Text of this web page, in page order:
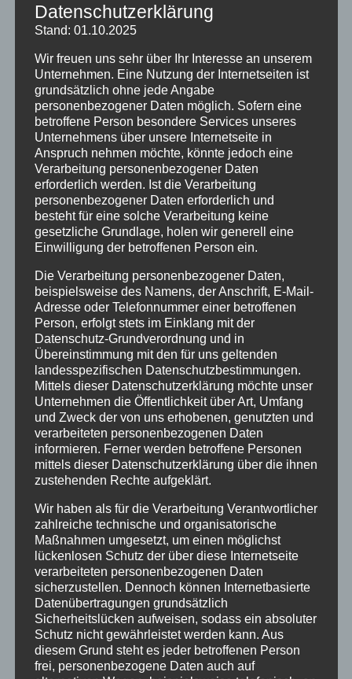
Schüler/innen aus den Klassen 7-9 werden als
Medienscouts ausgebildet und besuchen dann
jüngere Klassen präventiv. Zurzeit gibt es zwei
Gruppen Medienscouts, die auch noch in den
nächsten Tagen weitere jüngeren Klassen besuchen
und beraten werden. Das Angebot Medienscouts
NRW unterstützt Schulen dabei, Probleme wie
Cybermobbing, Cybergrooming, Datenmissbrauch
und exzessive Mediennutzung im schulischen Alltag
aufzugreifen und zu bearbeiten.
Text und Fotos: Mario Hartmann
Neueste Beiträge
Einladung zum Sommerkonzert — Stadtgymnasium
Dortmund
Anmeldung für die Übermittagsbetreuung im
Schuljahr 26/27
Wir verabschieden Herrn Windt in den Ruhestand
Kunst und Kultur bei den alten Griechen
Vorstellungen des Literaturkurses „Darstellendes
Spiel“ in der Aula am Ostwall
Neueste Kommentare
Datenschutzerklärung
Stand: 01.10.2025
Wir freuen uns sehr über Ihr Interesse an unserem
Unternehmen. Eine Nutzung der Internetseiten ist
grundsätzlich ohne jede Angabe
personenbezogener Daten möglich. Sofern eine
betroffene Person besondere Services unseres
Unternehmens über unsere Internetseite in
Anspruch nehmen möchte, könnte jedoch eine
Verarbeitung personenbezogener Daten
erforderlich werden. Ist die Verarbeitung
personenbezogener Daten erforderlich und
besteht für eine solche Verarbeitung keine
gesetzliche Grundlage, holen wir generell eine
Einwilligung der betroffenen Person ein.
Die Verarbeitung personenbezogener Daten,
beispielsweise des Namens, der Anschrift, E-Mail-
Adresse oder Telefonnummer einer betroffenen
Person, erfolgt stets im Einklang mit der
Datenschutz-Grundverordnung und in
Übereinstimmung mit den für uns geltenden
landesspezifischen Datenschutzbestimmungen.
Mittels dieser Datenschutzerklärung möchte unser
Unternehmen die Öffentlichkeit über Art, Umfang
und Zweck der von uns erhobenen, genutzten und
verarbeiteten personenbezogenen Daten
informieren. Ferner werden betroffene Personen
mittels dieser Datenschutzerklärung über die ihnen
zustehenden Rechte aufgeklärt.
Wir haben als für die Verarbeitung Verantwortlicher
zahlreiche technische und organisatorische
Maßnahmen umgesetzt, um einen möglichst
lückenlosen Schutz der über diese Internetseite
verarbeiteten personenbezogenen Daten
sicherzustellen. Dennoch können Internetbasierte
Datenübertragungen grundsätzlich
Sicherheitslücken aufweisen, sodass ein absoluter
Schutz nicht gewährleistet werden kann. Aus
diesem Grund steht es jeder betroffenen Person
frei, personenbezogene Daten auch auf